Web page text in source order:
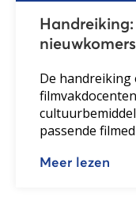
De
passende
Meer lezen